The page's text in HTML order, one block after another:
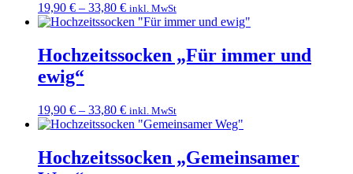
19,90 € – 33,80 € inkl. MwSt
Hochzeitssocken „Für immer und
ewig“
19,90 € – 33,80 € inkl. MwSt
Hochzeitssocken „Gemeinsamer